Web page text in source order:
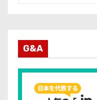
G&A